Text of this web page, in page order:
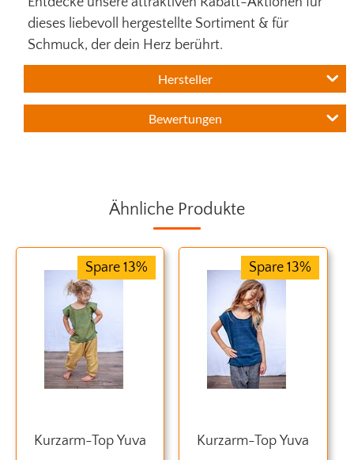
dieses liebevoll hergestellte Sortiment & für
Schmuck, der dein Herz berührt.
Hersteller
Bewertungen
Ähnliche Produkte
Spare 13%
Kurzarm-Top Yuva
Spare 13%
Kurzarm-Top Yuva